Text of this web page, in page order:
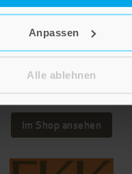
Anpassen
Alle ablehnen
,Ulrich Luz,Hans-Josef Klauck,
Das Evangelium nach Lukas
Im Shop ansehen